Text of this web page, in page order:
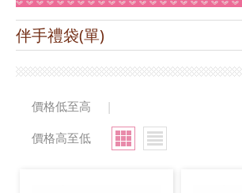
伴手禮袋(單)
價格低至高
|
價格高至低